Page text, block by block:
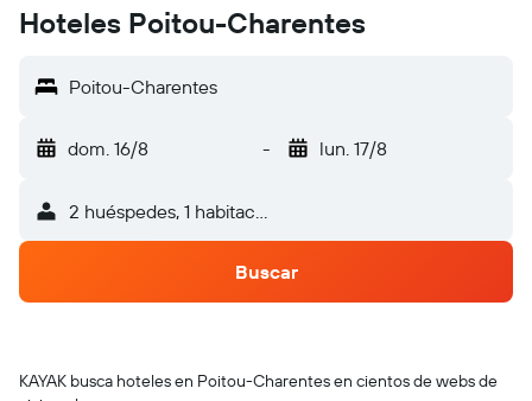
Hoteles Poitou-Charentes
Poitou-Charentes
dom. 16/8 - lun. 17/8
2 huéspedes, 1 habitación
Buscar
KAYAK busca hoteles en Poitou-Charentes en cientos de webs de